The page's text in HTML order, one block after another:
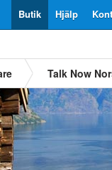
Hjälp
Butik
Talk Now